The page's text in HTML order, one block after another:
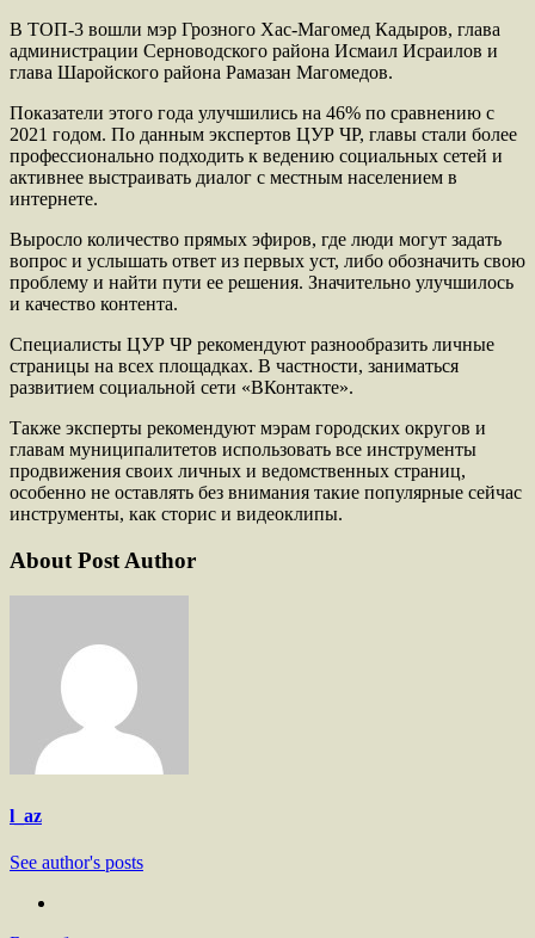
В ТОП-3 вошли мэр Грозного Хас-Магомед Кадыров, глава
администрации Серноводского района Исмаил Исраилов и
глава Шаройского района Рамазан Магомедов.
Показатели этого года улучшились на 46% по сравнению с
2021 годом. По данным экспертов ЦУР ЧР, главы стали более
профессионально подходить к ведению социальных сетей и
активнее выстраивать диалог с местным населением в
интернете.
Выросло количество прямых эфиров, где люди могут задать
вопрос и услышать ответ из первых уст, либо обозначить свою
проблему и найти пути ее решения. Значительно улучшилось
и качество контента.
Специалисты ЦУР ЧР рекомендуют разнообразить личные
страницы на всех площадках. В частности, заниматься
развитием социальной сети «ВКонтакте».
Также эксперты рекомендуют мэрам городских округов и
главам муниципалитетов использовать все инструменты
продвижения своих личных и ведомственных страниц,
особенно не оставлять без внимания такие популярные сейчас
инструменты, как сторис и видеоклипы.
About Post Author
l_az
See author's posts